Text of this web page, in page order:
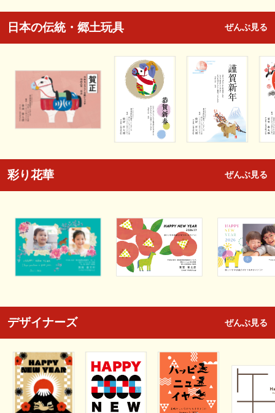
日本の伝統・郷土玩具 ぜんぶ見る
彩り花華 ぜんぶ見る
デザイナーズ ぜんぶ見る